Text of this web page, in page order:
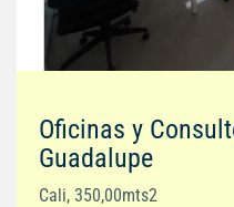
Oficinas y
Guadalupe
Cali, 350,00mts2